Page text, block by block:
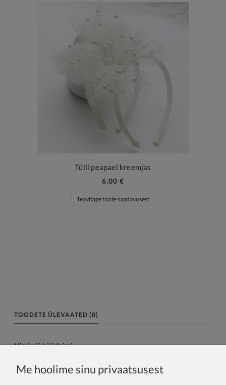
Tülli peapael kreemjas
6,00 €
Teavitage toote saadavusest
TOODETE ÜLEVAATED (0)
Nimi või hüüdnimi:
Me hoolime sinu privaatsusest